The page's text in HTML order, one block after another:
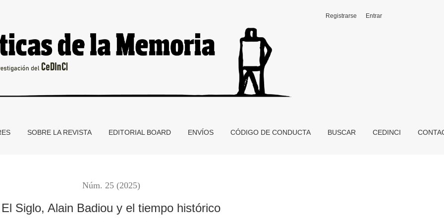
SOBRE LA REVISTA EDITORIAL BOARD ENVÍOS CÓDIGO DE CONDUCTA BUSCAR CEDINCI
Registrarse Entrar
Núm. 25 (2025)
El Siglo, Alain Badiou y el tiempo histórico